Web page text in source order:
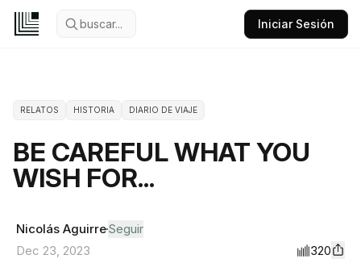
buscar... Iniciar Sesión
RELATOS HISTORIA DIARIO DE VIAJE
BE CAREFUL WHAT YOU
WISH FOR...
Nicolás AguirreSeguir
Dec 23, 2023
320